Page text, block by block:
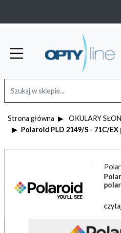
Strona główna OKULARY
Polaroid PLD 2149/S - 71C/